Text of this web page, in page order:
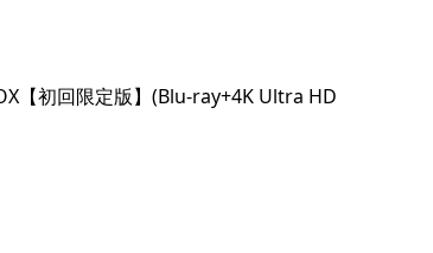
【初回限定版】(Blu-ray+4K Ultra HD